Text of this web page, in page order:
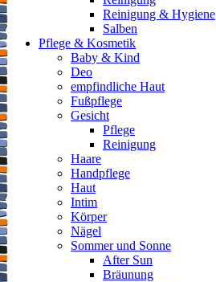
Reinigung & Hygiene
Salben
Pflege & Kosmetik
Baby & Kind
Deo
empfindliche Haut
Fußpflege
Gesicht
Pflege
Reinigung
Haare
Handpflege
Haut
Intim
Körper
Nägel
Sommer und Sonne
After Sun
Bräunung